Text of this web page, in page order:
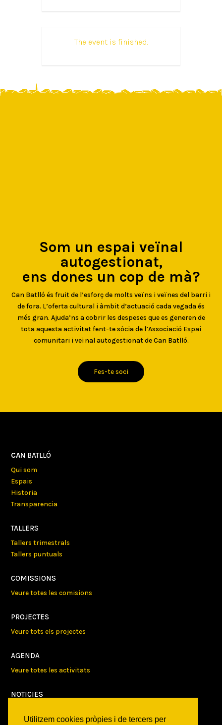
Utilitzem cookies pròpies i de tercers per
The event is finished.
Som un espai veïnal
autogestionat,
ens dones un cop de mà?
Can Batlló és fruit de l’esforç de molts veïns i veïnes del barri i
de fora. L’oferta cultural i àmbit d’actuació cada vegada és
més gran. Ajuda’ns a cobrir les despeses que es generen de
tota aquesta activitat fent-te sòcia de l’Associació Espai
comunitari i veïnal autogestionat de Can Batlló.
Fes-te soci
CAN BATLLÓ
Qui som
Espais
Historia
Transparencia
TALLERS
Tallers trimestrals
Tallers puntuals
COMISSIONS
Veure totes les comisions
PROJECTES
Veure tots els projectes
AGENDA
Veure totes les activitats
NOTICIES
Comunicats